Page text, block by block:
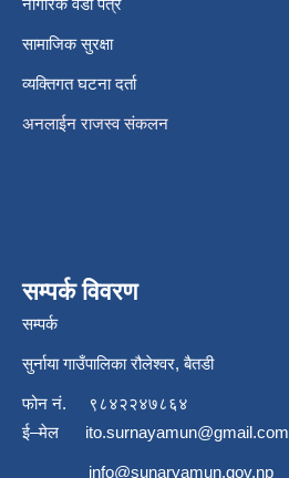
नागरिक वडा पत्र
सामाजिक सुरक्षा
व्यक्तिगत घटना दर्ता
अनलाईन राजस्व संकलन
सम्पर्क विवरण
सम्पर्क
सुर्नाया गाउँपालिका रौलेश्वर, बैतडी
फोन नं.
९८४२२४७८६४
ई–मेल ito.surnayamun@gmail.com
info@sunaryamun.gov.np